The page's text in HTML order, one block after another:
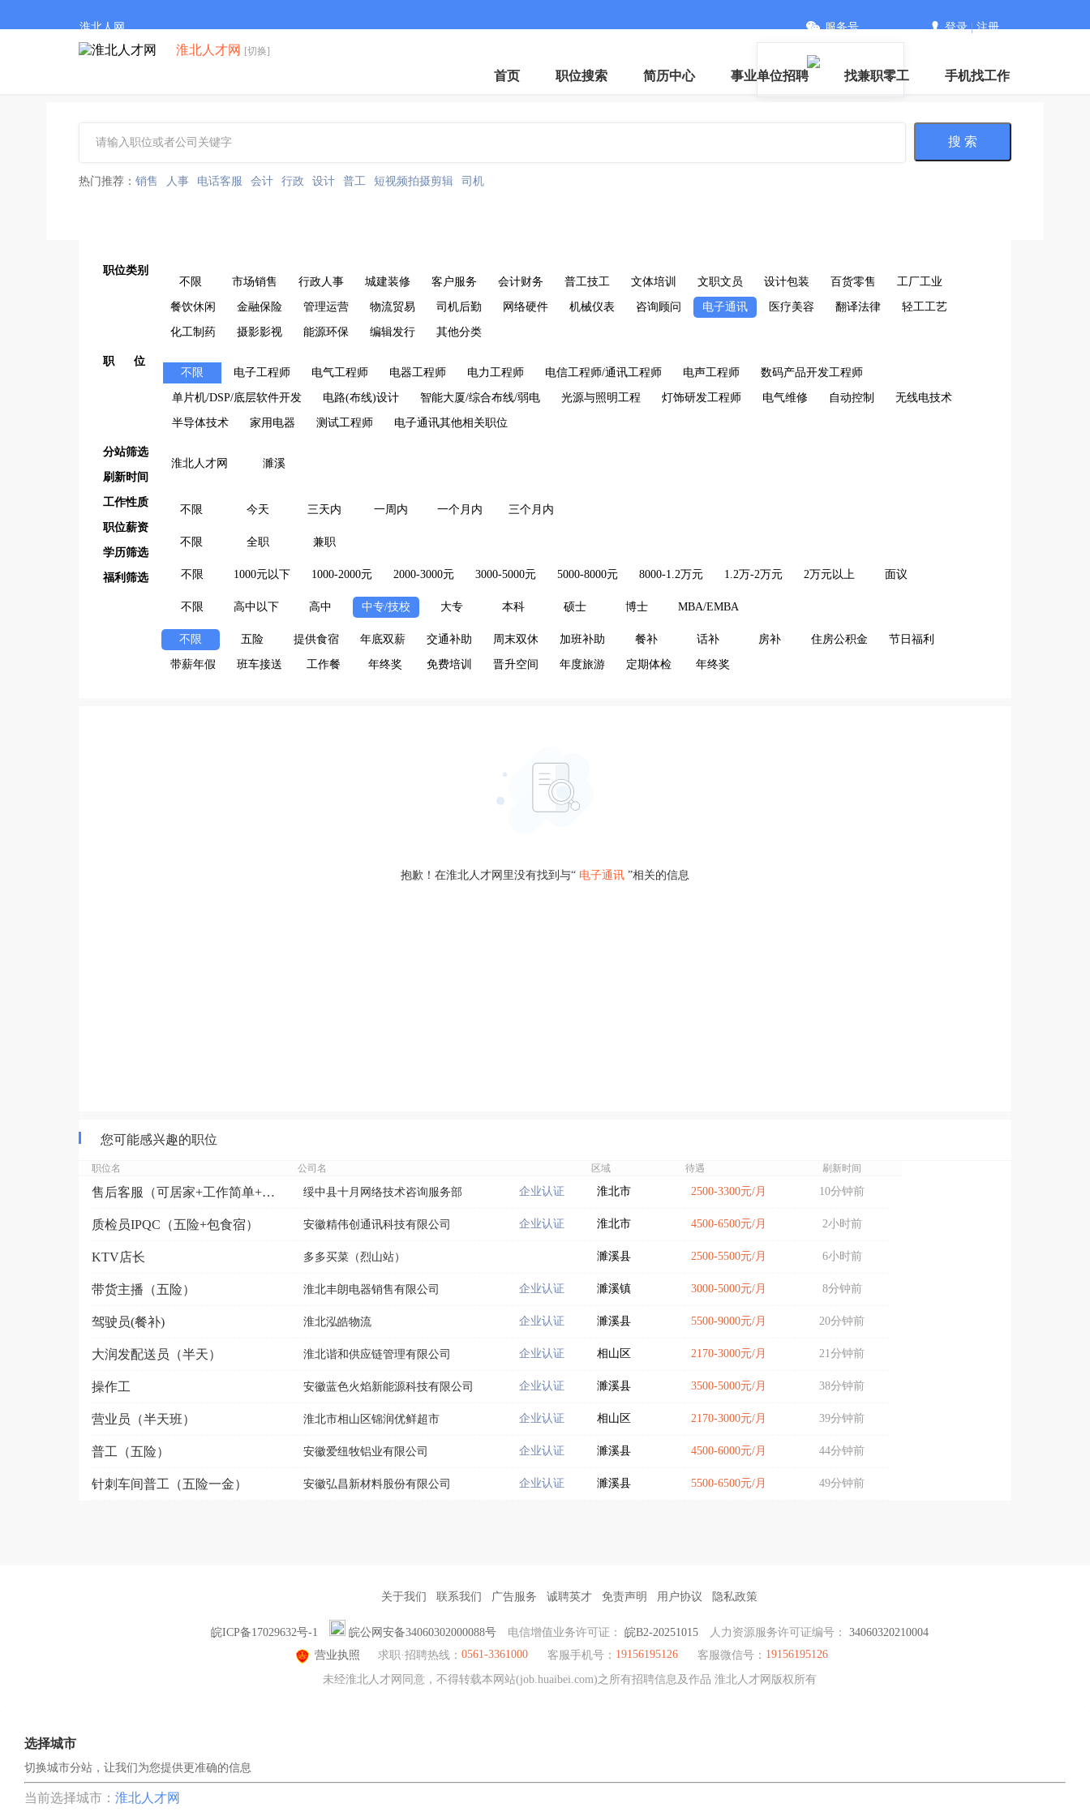
淮北人网 服务号 登录|注册
淮北人才网 [切换]
首页 职位搜索 简历中心 事业单位招聘 找兼职零工 手机找工作
搜 索
热门推荐： 销售 人事 电话客服 会计 行政 设计 普工 短视频拍摄剪辑 司机
职位类别
不限
市场销售 行政人事 城建装修 客户服务 会计财务 普工技工 文体培训 文职文员 设计包装 百货零售 工厂工业
餐饮休闲 金融保险 管理运营 物流贸易 司机后勤 网络硬件 机械仪表 咨询顾问 电子通讯 医疗美容 翻译法律 轻工工艺
化工制药 摄影影视 能源环保 编辑发行 其他分类
职 位
不限
电子工程师 电气工程师 电器工程师 电力工程师 电信工程师/通讯工程师 电声工程师 数码产品开发工程师
单片机/DSP/底层软件开发 电路(布线)设计 智能大厦/综合布线/弱电 光源与照明工程 灯饰研发工程师 电气维修 自动控制 无线电技术
半导体技术 家用电器 测试工程师 电子通讯其他相关职位
分站筛选
淮北人才网
濉溪
刷新时间
不限 今天 三天内 一周内 一个月内 三个月内
工作性质
不限 全职 兼职
职位薪资
不限 1000元以下 1000-2000元 2000-3000元 3000-5000元 5000-8000元 8000-1.2万元 1.2万-2万元 2万元以上 面议
学历筛选
不限 高中以下 高中 中专/技校 大专 本科 硕士 博士 MBA/EMBA
福利筛选
不限 五险 提供食宿 年底双薪 交通补助 周末双休 加班补助 餐补 话补 房补 住房公积金 节日福利
带薪年假 班车接送 工作餐 年终奖 免费培训 晋升空间 年度旅游 定期体检 年终奖
抱歉！在淮北人才网里没有找到与“ 电子通讯 ”相关的信息
您可能感兴趣的职位
职位名 公司名 区域 待遇 刷新时间
售后客服（可居家+工作简单+回复消息+无销售） 绥中县十月网络技术咨询服务部 企业认证 淮北市 2500-3300元/月 10分钟前
质检员IPQC（五险+包食宿） 安徽精伟创通讯科技有限公司 企业认证 淮北市 4500-6500元/月 2小时前
KTV店长 多多买菜（烈山站） 濉溪县 2500-5500元/月 6小时前
带货主播（五险） 淮北丰朗电器销售有限公司 企业认证 濉溪镇 3000-5000元/月 8分钟前
驾驶员(餐补) 淮北泓皓物流 企业认证 濉溪县 5500-9000元/月 20分钟前
大润发配送员（半天） 淮北谐和供应链管理有限公司 企业认证 相山区 2170-3000元/月 21分钟前
操作工 安徽蓝色火焰新能源科技有限公司 企业认证 濉溪县 3500-5000元/月 38分钟前
营业员（半天班） 淮北市相山区锦润优鲜超市 企业认证 相山区 2170-3000元/月 39分钟前
普工（五险） 安徽爱纽牧铝业有限公司 企业认证 濉溪县 4500-6000元/月 44分钟前
针刺车间普工（五险一金） 安徽弘昌新材料股份有限公司 企业认证 濉溪县 5500-6500元/月 49分钟前
关于我们 联系我们 广告服务 诚聘英才 免责声明 用户协议 隐私政策
皖ICP备17029632号-1 皖公网安备34060302000088号 电信增值业务许可证： 皖B2-20251015 人力资源服务许可证编号： 34060320210004
营业执照
求职·招聘热线： 0561-3361000 客服手机号： 19156195126 客服微信号： 19156195126
未经淮北人才网同意，不得转载本网站(job.huaibei.com)之所有招聘信息及作品 淮北人才网版权所有
选择城市
切换城市分站，让我们为您提供更准确的信息
当前选择城市： 淮北人才网